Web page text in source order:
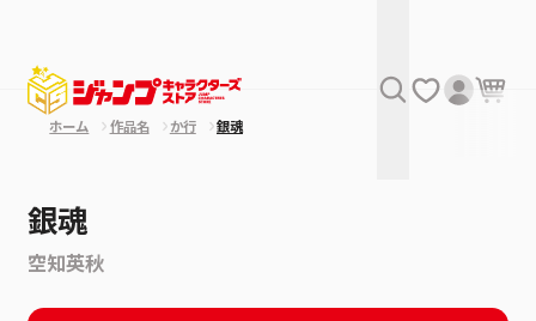
ホーム 作品名 か行 銀魂
銀魂
空知英秋